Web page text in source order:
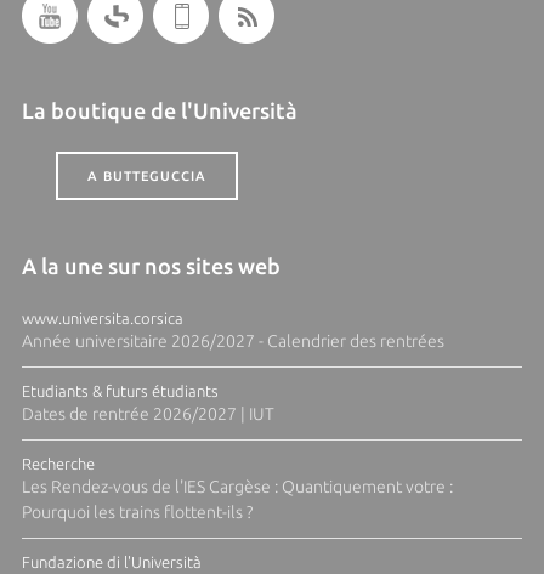
La boutique de l'Università
A BUTTEGUCCIA
A la une sur nos sites web
www.universita.corsica
Année universitaire 2026/2027 - Calendrier des rentrées
Etudiants & futurs étudiants
Dates de rentrée 2026/2027 | IUT
Recherche
Les Rendez-vous de l'IES Cargèse : Quantiquement votre :
Pourquoi les trains flottent-ils ?
Fundazione di l'Università